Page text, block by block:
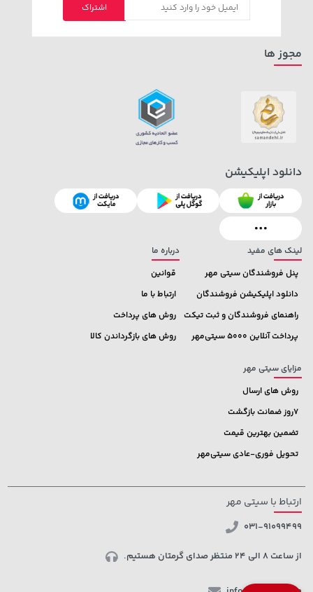
اشتراک
لینک های مفید
پنل فروشندگان سیتی مهر
دانلود اپلیکیشن فروشندگان
راهنمای فروشندگان و ثبت تیکت
پرداخت آنلاین 5000 سیتی‌مهر
درباره ما
قوانین
ارتباط با ما
روش های پرداخت
روش های بازگرداندن کالا
مزایای سیتی مهر
روش های ارسال
7روز ضمانت بازگشت
تضمین بهترین قیمت
تحویل فوری-عادی سیتی‌مهر
مجوز ها
دانلود اپلیکیشن
ارتباط با سیتی مهر
031-91099499
از ساعت 8 الی 24 منتظر صدای گرمتان هستیم.